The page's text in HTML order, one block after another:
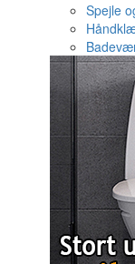
Spejle